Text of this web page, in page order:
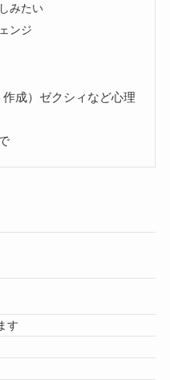
みたい
ンジ
成）ゼクシィなど心理
す